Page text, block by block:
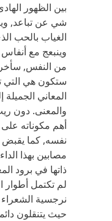
بين الظهور
شي عن تباعد,
الغياب بالحب
وينبعج مع
من النفس,
ستكون هي التي
المعاني
والمعنى. دون
أهم مكوناته
نفسه, كما يقبض
مصابين بهذا
ذاتها في برود
لم تكتمل أطوار
نرجسية
حيث يتنقلون